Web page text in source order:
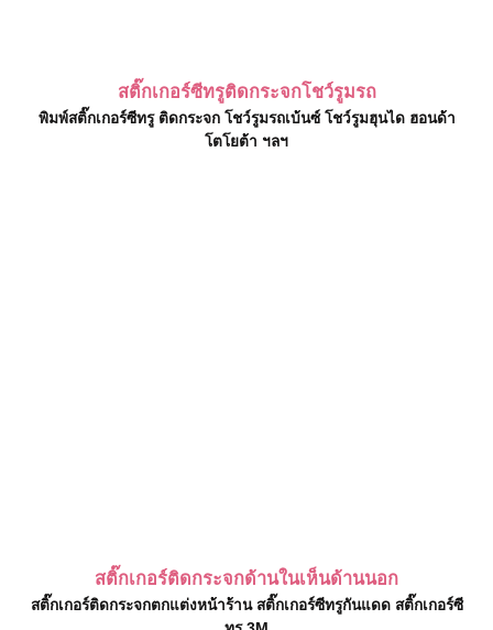
สติ๊กเกอร์ซีทรูติดกระจกโชว์รูมรถ
พิมพ์สติ๊กเกอร์ซีทรู ติดกระจก โชว์รูมรถเบ้นซ์ โชว์รูมฮุนได ฮอนด้า
โตโยต้า ฯลฯ
สติ๊กเกอร์ติดกระจกด้านในเห็นด้านนอก
สติ๊กเกอร์ติดกระจกตกแต่งหน้าร้าน สติ๊กเกอร์ซีทรูกันแดด สติ๊กเกอร์ซี